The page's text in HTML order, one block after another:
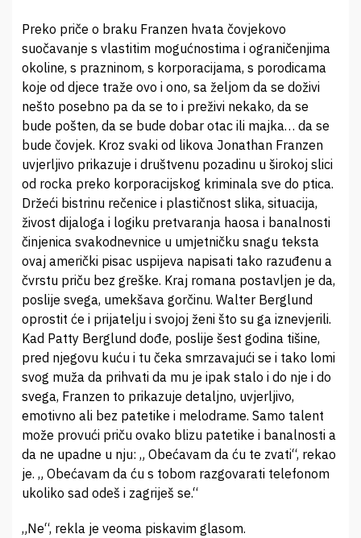
Preko priče o braku Franzen hvata čovjekovo
suočavanje s vlastitim mogućnostima i ograničenjima
okoline, s prazninom, s korporacijama, s porodicama
koje od djece traže ovo i ono, sa željom da se doživi
nešto posebno pa da se to i preživi nekako, da se
bude pošten, da se bude dobar otac ili majka… da se
bude čovjek. Kroz svaki od likova Jonathan Franzen
uvjerljivo prikazuje i društvenu pozadinu u širokoj slici
od rocka preko korporacijskog kriminala sve do ptica.
Držeći bistrinu rečenice i plastičnost slika, situacija,
živost dijaloga i logiku pretvaranja haosa i banalnosti
činjenica svakodnevnice u umjetničku snagu teksta
ovaj američki pisac uspijeva napisati tako razuđenu a
čvrstu priču bez greške. Kraj romana postavljen je da,
poslije svega, umekšava gorčinu. Walter Berglund
oprostit će i prijatelju i svojoj ženi što su ga iznevjerili.
Kad Patty Berglund dođe, poslije šest godina tišine,
pred njegovu kuću i tu čeka smrzavajući se i tako lomi
svog muža da prihvati da mu je ipak stalo i do nje i do
svega, Franzen to prikazuje detaljno, uvjerljivo,
emotivno ali bez patetike i melodrame. Samo talent
može provući priču ovako blizu patetike i banalnosti a
da ne upadne u nju: „ Obećavam da ću te zvati“, rekao
je. „ Obećavam da ću s tobom razgovarati telefonom
ukoliko sad odeš i zagriješ se.“
„Ne“, rekla je veoma piskavim glasom.